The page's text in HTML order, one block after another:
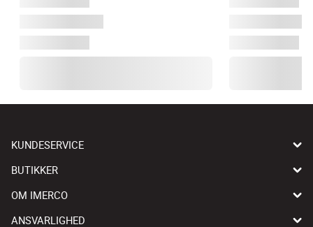
KUNDESERVICE
BUTIKKER
OM IMERCO
ANSVARLIGHED